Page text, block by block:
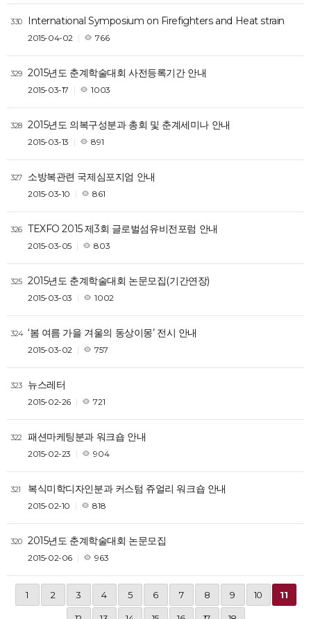
330 International Symposium on Firefighters and Heat strain
2015-04-02 766
329 2015년도 춘계학술대회 사전등록기간 안내
2015-03-17 1003
328 2015년도 의복구성분과 총회 및 춘계세미나 안내
2015-03-13 891
327 소방복관련 국제심포지엄 안내
2015-03-10 861
326 TEXFO 2015 제3회 글로벌섬유비전포럼 안내
2015-03-05 803
325 2015년도 춘계학술대회 논문모집(기간연장)
2015-03-03 1002
324 ‘봄 여름 가을 겨울의 동상이몽’ 전시 안내
2015-03-02 757
323 뉴스레터
2015-02-26 721
322 패션마케팅분과 워크숍 안내
2015-02-23 904
321 복식미학디자인분과 커스텀 쥬얼리 워크숍 안내
2015-02-10 818
320 2015년도 춘계학술대회 논문모집
2015-02-06 963
1 2 3 4 5 6 7 8 9 10 11